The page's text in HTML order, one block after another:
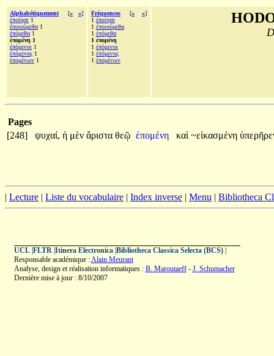
Alphabétiquement [« »]
ἐποίησε 1
ἐποιούμεθα 1
ἑπόμεθα 1
ἑπομένη 1
ἑπόμενοι 1
ἑπόμενος 1
ἑπομένων 1
Fréquences [« »]
1 ἐποίησε
1 ἐποιούμεθα
1 ἑπόμεθα
1 ἑπομένη
1 ἑπόμενοι
1 ἑπόμενος
1 ἑπομένων
Pages
[248]
ψυχαί, ἡ μὲν ἄριστα θεῷ ἑπομένη καὶ ~εἰκασμένη
| Lecture | Liste du vocabulaire | Index inverse | Menu | Bibliotheca
UCL| FLTR| Itinera Electronica| Bibliotheca Classica Selecta (BCS)|
Responsable académique :Alain Meurant
Analyse, design et réalisation informatiques : B. Maroutaeff- J. Schumacher
Dernière mise à jour : 8/10/2007